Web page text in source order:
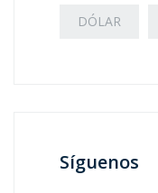
DÓLAR
Síguenos